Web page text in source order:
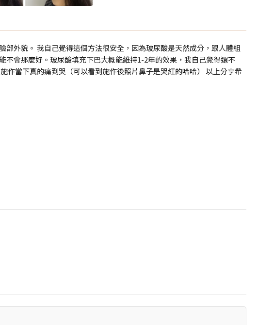
外貌。 我自己覺得這個方法很安全，因為玻尿酸是天然成分，跟人體組
會那麼好。玻尿酸填充下巴大概能維持1-2年的效果，我自己覺得還不
作當下真的痛到哭（可以看到施作後照片鼻子是哭紅的哈哈） 以上分享希